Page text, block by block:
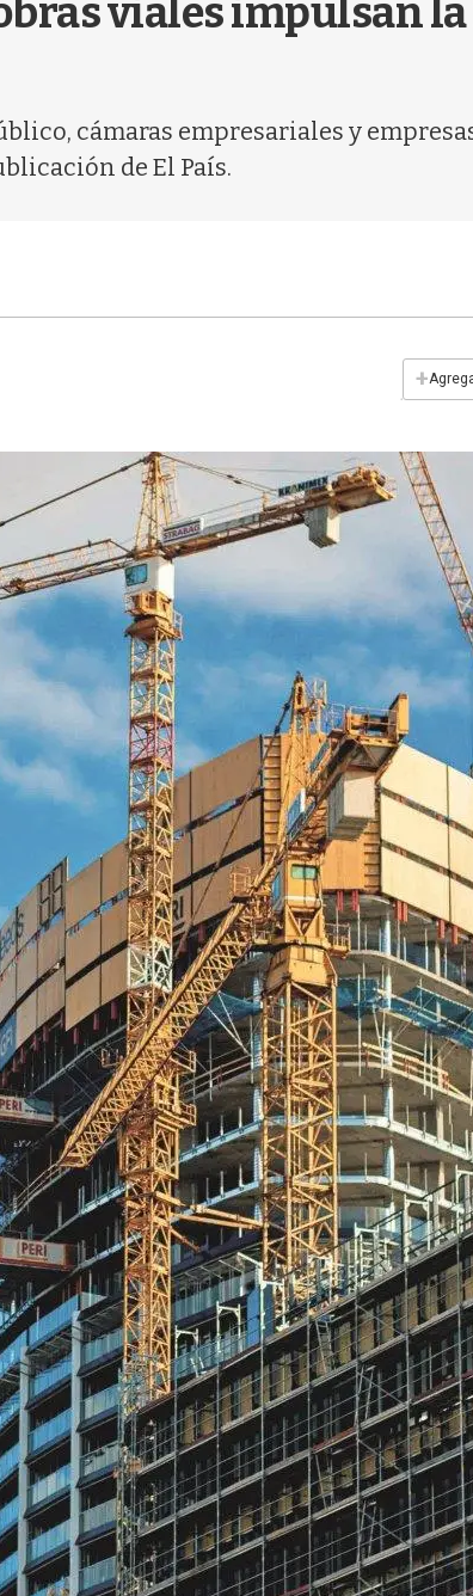
viales impulsan
cámaras empresariales y
de El País.
+